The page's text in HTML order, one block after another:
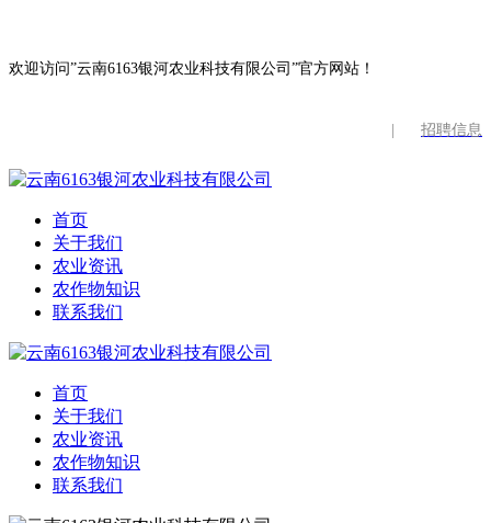
欢迎访问”云南6163银河农业科技有限公司”官方网站！
招聘信息
首页
关于我们
农业资讯
农作物知识
联系我们
首页
关于我们
农业资讯
农作物知识
联系我们